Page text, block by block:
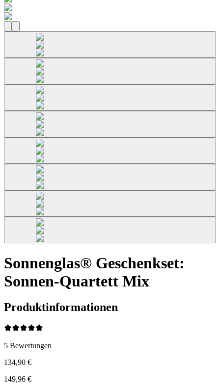
Sonnenglas® Geschenkset:
Sonnen-Quartett Mix
Produktinformationen
5 Bewertungen
134,90 €
149,96 €